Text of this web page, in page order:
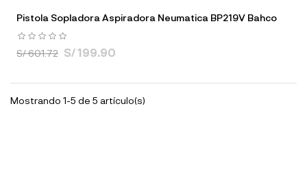
Pistola Sopladora Aspiradora Neumatica BP219V Bahco
S/ 601.72 S/ 199.90
Mostrando 1-5 de 5 artículo(s)